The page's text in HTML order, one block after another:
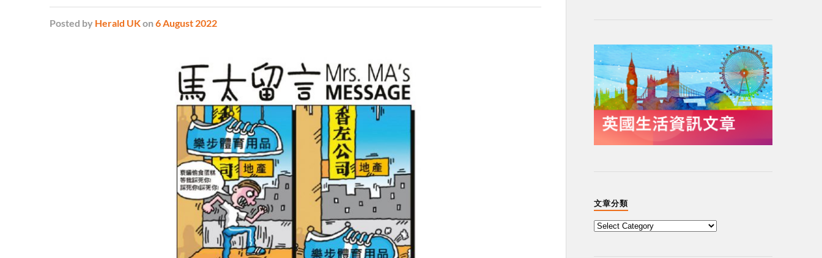
Posted by Herald UKon 6 August 2022
文章分類